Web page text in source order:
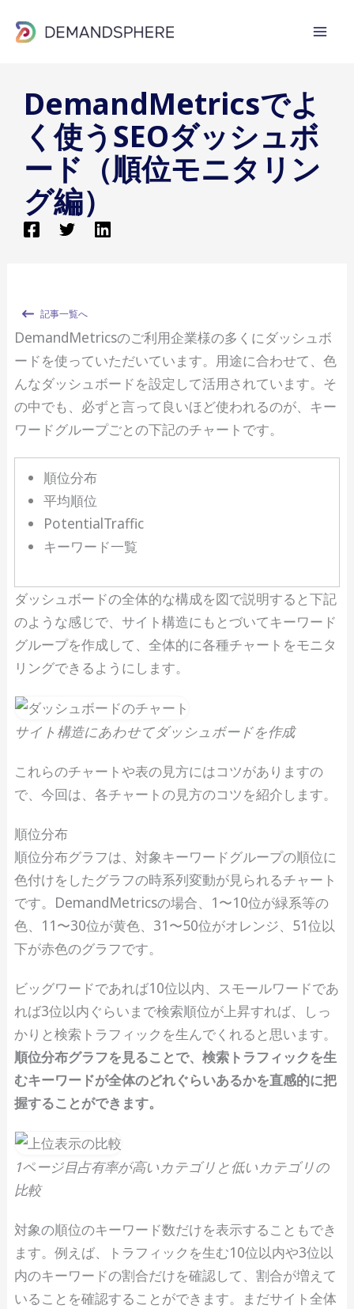
DemandMetricsでよ
く使うSEOダッシュボ
ード（順位モニタリン
グ編）
記事一覧へ
DemandMetricsのご利用企業様の多くにダッシュボ
ードを使っていただいています。用途に合わせて、色
んなダッシュボードを設定して活用されています。そ
の中でも、必ずと言って良いほど使われるのが、キー
ワードグループごとの下記のチャートです。
順位分布
平均順位
PotentialTraffic
キーワード一覧
ダッシュボードの全体的な構成を図で説明すると下記
のような感じで、サイト構造にもとづいてキーワード
グループを作成して、全体的に各種チャートをモニタ
リングできるようにします。
サイト構造にあわせてダッシュボードを作成
これらのチャートや表の見方にはコツがありますの
で、今回は、各チャートの見方のコツを紹介します。
順位分布
順位分布グラフは、対象キーワードグループの順位に
色付けをしたグラフの時系列変動が見られるチャート
です。DemandMetricsの場合、1〜10位が緑系等の
色、11〜30位が黄色、31〜50位がオレンジ、51位以
下が赤色のグラフです。
ビッグワードであれば10位以内、スモールワードであ
れば3位以内ぐらいまで検索順位が上昇すれば、しっ
かりと検索トラフィックを生んでくれると思います。
順位分布グラフを見ることで、検索トラフィックを生
むキーワードが全体のどれぐらいあるかを直感的に把
握することができます。
1ページ目占有率が高いカテゴリと低いカテゴリの
比較
対象の順位のキーワード数だけを表示することもでき
ます。例えば、トラフィックを生む10位以内や3位以
内のキーワードの割合だけを確認して、割合が増えて
いることを確認することができます。まだサイト全体